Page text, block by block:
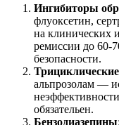
Ингибиторы
флуоксетин,
на клинических
ремиссии до
безопасности.
альпрозолам —
обязательен.
Бензодиазепины